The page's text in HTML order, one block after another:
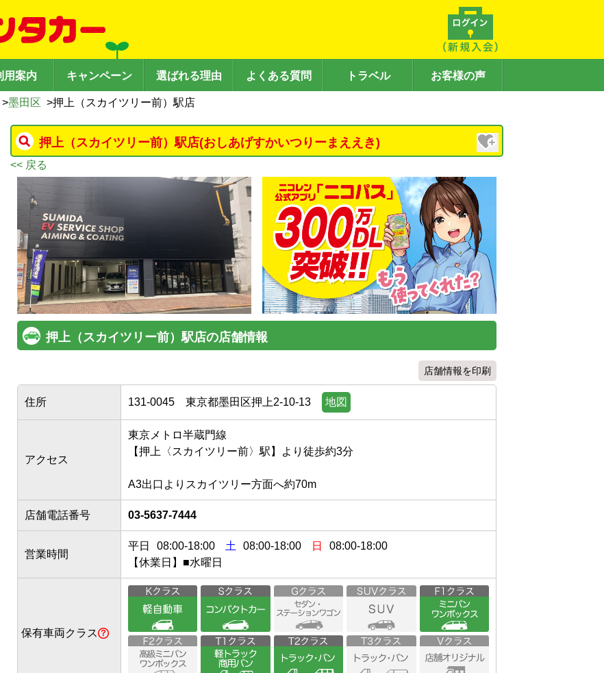
用案内 キャンペーン 選ばれる理由 よくある質問 トラベル お客様の声
>墨田区 >押上（スカイツリー前）駅店
押上（スカイツリー前）駅店(おしあげすかいつりーまええき)
<< 戻る
押上（スカイツリー前）駅店の店舗情報
店舗情報を印刷
住所 131-0045 東京都墨田区押上2-10-13 地図
アクセス
東京メトロ半蔵門線
【押上〈スカイツリー前〉駅】より徒歩約3分
店舗電話番号 03-5637-7444
営業時間
平日 08:00-18:00 土 08:00-18:00 日
08:00-18:00
【休業日】■水曜日
保有車両クラス